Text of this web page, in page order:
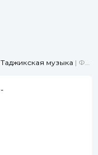
Таджикская музыка | Фараҳноз Шарафова - Аруси 2025